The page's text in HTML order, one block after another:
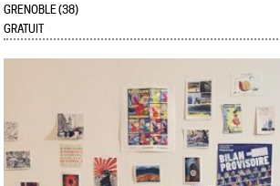
GRENOBLE (38)
GRATUIT